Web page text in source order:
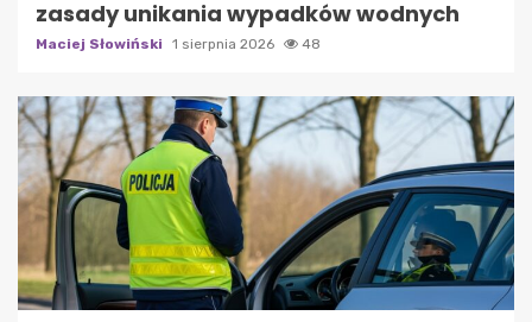
zasady unikania wypadków wodnych
Maciej Słowiński 1 sierpnia 2026 48